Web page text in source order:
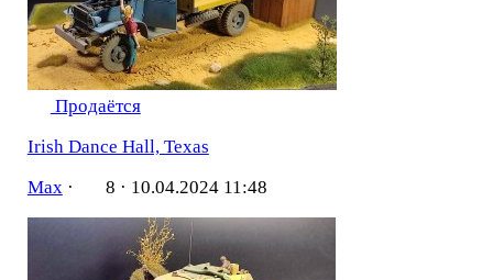
Продаётся
Irish Dance Hall, Texas
Мах· 8 · 10.04.2024 11:48